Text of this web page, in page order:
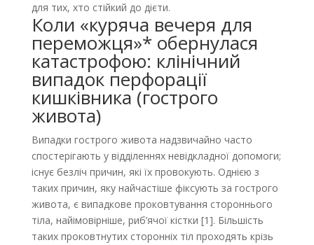
для тих, хто стійкий до дієти.
Коли «куряча вечеря для
переможця»* обернулася
катастрофою: клінічний
випадок перфорації
кишківника (гострого
живота)
Випадки гострого живота надзвичайно часто
спостерігають у відділеннях невідкладної допомоги;
існує безліч причин, які їх провокують. Однією з
таких причин, яку найчастіше фіксують за гострого
живота, є випадкове проковтування стороннього
тіла, найімовірніше, риб’ячої кістки [1]. Більшість
таких проковтнутих сторонніх тіл проходять крізь